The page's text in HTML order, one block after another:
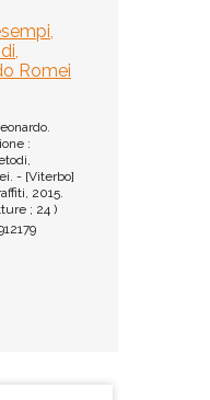
Romei
:
- [Viterbo]
2015.
; 24 )